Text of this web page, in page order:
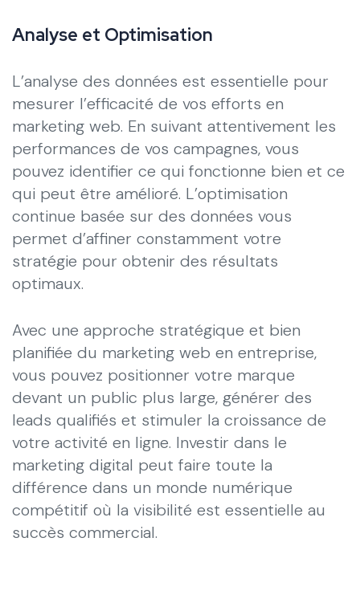
Analyse et Optimisation
L’analyse des données est essentielle pour
mesurer l’efficacité de vos efforts en
marketing web. En suivant attentivement les
performances de vos campagnes, vous
pouvez identifier ce qui fonctionne bien et ce
qui peut être amélioré. L’optimisation
continue basée sur des données vous
permet d’affiner constamment votre
stratégie pour obtenir des résultats
optimaux.
Avec une approche stratégique et bien
planifiée du marketing web en entreprise,
vous pouvez positionner votre marque
devant un public plus large, générer des
leads qualifiés et stimuler la croissance de
votre activité en ligne. Investir dans le
marketing digital peut faire toute la
différence dans un monde numérique
compétitif où la visibilité est essentielle au
succès commercial.